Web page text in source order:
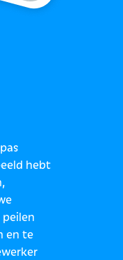
hebt
en te